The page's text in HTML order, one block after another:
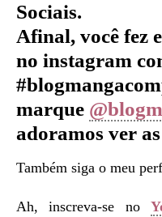
Sociais.
Afinal, você fez
no instagram
marque
adoramos ver
Também siga o meu
Ah, inscreva-se no